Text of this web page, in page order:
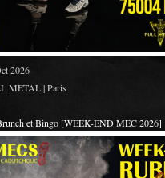
2026
METAL | Paris
et Bingo [WEEK-END MEC 2026]